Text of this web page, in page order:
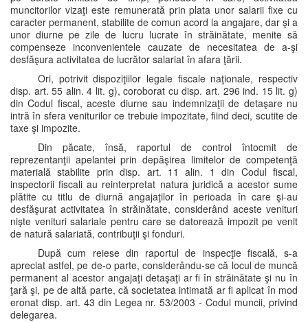
muncitorilor vizaţi este remunerată prin plata unor salarii fixe cu
caracter permanent, stabilite de comun acord la angajare, dar şi a
unor diurne pe zile de lucru lucrate în străinătate, menite să
compenseze inconvenientele cauzate de necesitatea de a-şi
desfăşura activitatea de lucrător salariat în afara ţării.
Ori, potrivit dispoziţiilor legale fiscale naţionale, respectiv
disp. art. 55 alin. 4 lit. g), coroborat cu disp. art. 296 ind. 15 lit. g)
din Codul fiscal, aceste diurne sau indemnizaţii de detaşare nu
intră în sfera veniturilor ce trebuie impozitate, fiind deci, scutite de
taxe şi impozite.
Din păcate, însă, raportul de control întocmit de
reprezentanţii apelantei prin depăşirea limitelor de competenţă
materială stabilite prin disp. art. 11 alin. 1 din Codul fiscal,
inspectorii fiscali au reinterpretat natura juridică a acestor sume
plătite cu titlu de diurnă angajaţilor în perioada în care şi-au
desfăşurat activitatea în străinătate, considerând aceste venituri
nişte venituri salariale pentru care se datorează impozit pe venit
de natură salariată, contribuţii şi fonduri.
După cum reiese din raportul de inspecţie fiscală, s-a
apreciat astfel, pe de-o parte, considerându-se că locul de muncă
permanent al acestor angajaţi detaşaţi ar fi în străinătate şi nu în
ţară şi, pe de altă parte, că societatea intimată ar fi aplicat în mod
eronat disp. art. 43 din Legea nr. 53/2003 - Codul muncii, privind
delegarea.